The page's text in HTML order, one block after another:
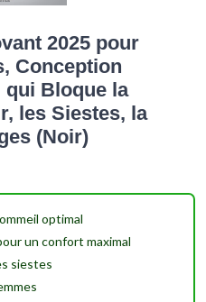
2025 pour
Conception
qui Bloque la
les Siestes, la
(Noir)
optimal
un confort maximal
siestes